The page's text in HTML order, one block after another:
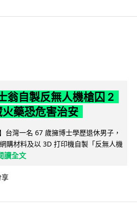
翁自製反無人機槍囚 2
藥恐危害治安
台灣一名 67 歲擁博士學歷退休男子，
購材料及以 3D 打印機自製「反無人機
讀全文